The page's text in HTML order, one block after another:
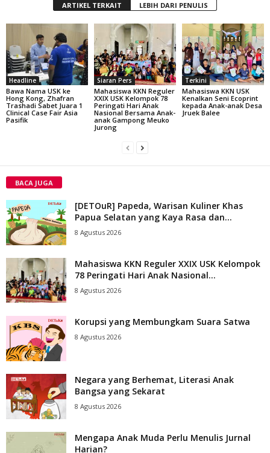
ARTIKEL TERKAIT LEBIH DARI PENULIS
Headline
Bawa Nama USK ke
Hong Kong, Zhafran
Trashadi Sabet Juara 1
Clinical Case Fair Asia
Pasifik
Siaran Pers
Mahasiswa KKN Reguler
XXIX USK Kelompok 78
Peringati Hari Anak
Nasional Bersama Anak-
anak Gampong Meuko
Jurong
Terkini
Mahasiswa KKN USK
Kenalkan Seni Ecoprint
kepada Anak-anak Desa
Jruek Balee
BACA JUGA
[DETOuR] Papeda, Warisan Kuliner Khas
Papua Selatan yang Kaya Rasa dan...
8 Agustus 2026
Mahasiswa KKN Reguler XXIX USK Kelompok
78 Peringati Hari Anak Nasional...
8 Agustus 2026
Korupsi yang Membungkam Suara Satwa
8 Agustus 2026
Negara yang Berhemat, Literasi Anak
Bangsa yang Sekarat
8 Agustus 2026
Mengapa Anak Muda Perlu Menulis Jurnal
Harian?